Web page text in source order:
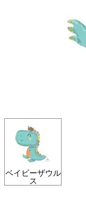
ベイビーザウル
ス